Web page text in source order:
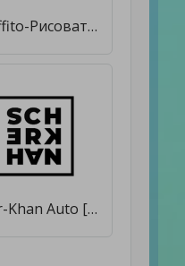
Sgraffito-Рисовать на телефоне [Полная версия]
Scher-Khan Auto [Полная версия]